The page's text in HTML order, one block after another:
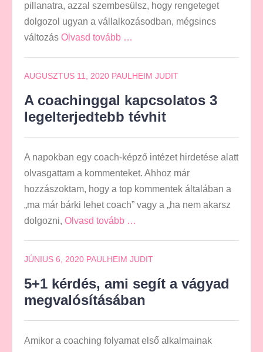
pillanatra, azzal szembesülsz, hogy rengeteget
dolgozol ugyan a vállalkozásodban, mégsincs
változás Olvasd tovább …
AUGUSZTUS 11, 2020 PAULHEIM JUDIT
A coachinggal kapcsolatos 3
legelterjedtebb tévhit
A napokban egy coach-képző intézet hirdetése alatt
olvasgattam a kommenteket. Ahhoz már
hozzászoktam, hogy a top kommentek általában a
„ma már bárki lehet coach” vagy a „ha nem akarsz
dolgozni, Olvasd tovább …
JÚNIUS 6, 2020 PAULHEIM JUDIT
5+1 kérdés, ami segít a vágyad
megvalósításában
Amikor a coaching folyamat első alkalmainak